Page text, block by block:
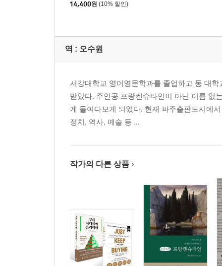
14,400원 (10% 할인)
역 : 오수원
서강대학교 영어영문학과를 졸업하고 동 대
받았다. 주인공 프랑켄슈타인이 아닌 이름 없
게 들여다보게 되었다. 현재 파주출판도시에
정치, 역사, 예술 등 ...
작가의 다른 상품